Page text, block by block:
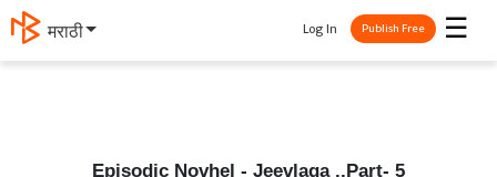
मराठी ☰
Log In Publish Free
Episodic Novhel - Jeevlaga ..Part- 5